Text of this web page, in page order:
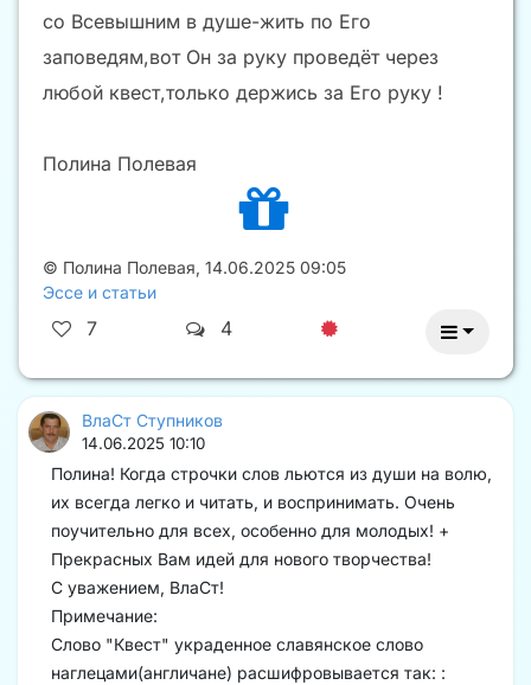
со Всевышним в душе-жить по Его
заповедям,вот Он за руку проведёт через
любой квест,только держись за Его руку !
Полина Полевая
© Полина Полевая, 14.06.2025 09:05
Эссе и статьи
7 4
ВлаСт Ступников
14.06.2025 10:10
Полина! Когда строчки слов льются из души на волю,
их всегда легко и читать, и воспринимать. Очень
поучительно для всех, особенно для молодых! +
Прекрасных Вам идей для нового творчества!
С уважением, ВлаСт!
Примечание:
Слово "Квест" украденное славянское слово
наглецами(англичане) расшифровывается так: :